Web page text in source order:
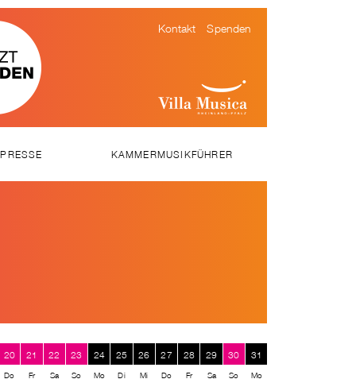
Kontakt Spenden
PRESSE KAMMERMUSIKFÜHRER
20
Do
21
Fr
22
Sa
23
So
24
Mo
25
Di
26
Mi
27
Do
28
Fr
29
Sa
30
So
31
Mo